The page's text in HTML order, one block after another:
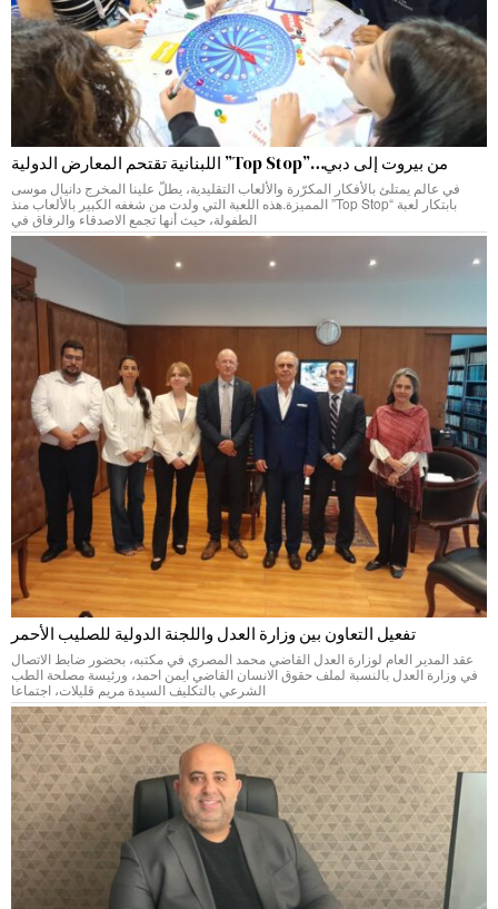
من بيروت إلى دبي…”Top Stop” اللبنانية تقتحم المعارض الدولية
في عالم يمتلئ بالأفكار المكرّرة والألعاب التقليدية، يطلّ علينا المخرج دانيال موسى
بابتكار لعبة “Top Stop” المميزة.هذه اللعبة التي ولدت من شغفه الكبير بالألعاب منذ
الطفولة، حيث أنها تجمع الاصدقاء والرفاق في
تفعيل التعاون بين وزارة العدل واللجنة الدولية للصليب الأحمر
عقد المدير العام لوزارة العدل القاضي محمد المصري في مكتبه، بحضور ضابط الاتصال
في وزارة العدل بالنسبة لملف حقوق الانسان القاضي ايمن احمد، ورئيسة مصلحة الطب
الشرعي بالتكليف السيدة مريم قليلات، اجتماعا